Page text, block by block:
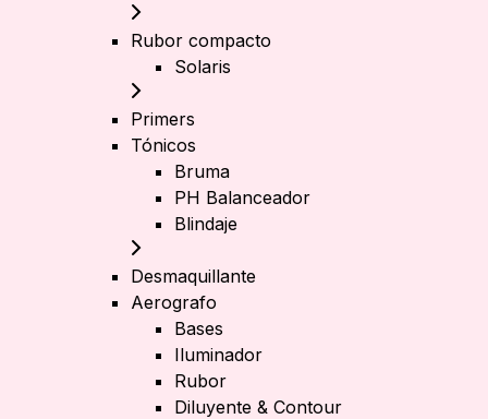
Rubor compacto
Solaris
Primers
Tónicos
Bruma
PH Balanceador
Blindaje
Desmaquillante
Aerografo
Bases
Iluminador
Rubor
Diluyente & Contour